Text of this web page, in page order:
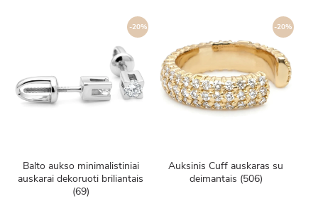
-20%
Balto aukso minimalistiniai
auskarai dekoruoti briliantais
(69)
-20%
Auksinis Cuff auskaras su
deimantais (506)